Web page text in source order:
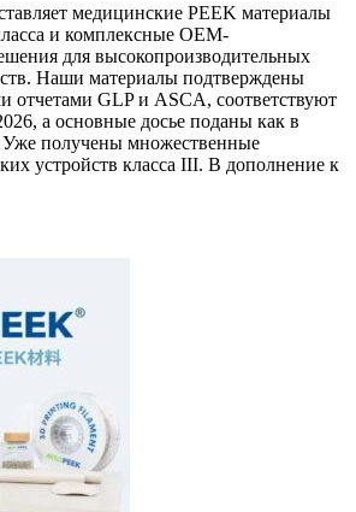
медицинские PEEK материалы
и комплексные OEM-
для высокопроизводительных
Наши материалы подтверждены
отчетами GLP и ASCA, соответствуют
а основные досье поданы как в
получены множественные
устройств класса III. В дополнение к